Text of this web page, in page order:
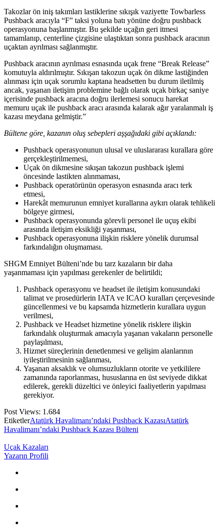
Takozlar ön iniş takımları lastiklerine sıkışık vaziyette Towbarless
Pushback aracıyla “F” taksi yoluna batı yönüne doğru pushback
operasyonuna başlanmıştır. Bu şekilde uçağın geri itmesi
tamamlanıp, centerline çizgisine ulaştıktan sonra pushback aracının
uçaktan ayrılması sağlanmıştır.
Pushback aracının ayrılması esnasında uçak frene “Break Release”
komutuyla aldırılmıştır. Sıkışan takozun uçak ön dikme lastiğinden
alınması için uçak sorumlu kaptana headsetten bu durum iletilmiş
ancak, yaşanan iletişim problemine bağlı olarak uçak birkaç saniye
içerisinde pushback aracına doğru ilerlemesi sonucu harekat
memuru uçak ile pushback aracı arasında kalarak ağır yaralanmalı iş
kazası meydana gelmiştir.”
Bültene göre, kazanın oluş sebepleri aşşağıdaki gibi açıklandı:
Pushback operasyonunun ulusal ve uluslararası kurallara göre
gerçekleştirilmemesi,
Uçak ön dikmesine sıkışan takozun pushback işlemi
öncesinde lastikten alınmaması,
Pushback operatörünün operasyon esnasında aracı terk
etmesi,
Harekât memurunun emniyet kurallarına aykırı olarak tehlikeli
bölgeye girmesi,
Pushback operasyonunda görevli personel ile uçuş ekibi
arasında iletişim eksikliği yaşanması,
Pushback operasyonuna ilişkin risklere yönelik durumsal
farkındalığın oluşmaması.
SHGM Emniyet Bülteni’nde bu tarz kazaların bir daha
yaşanmaması için yapılması gerekenler de belirtildi;
Pushback operasyonu ve headset ile iletişim konusundaki
talimat ve prosedürlerin IATA ve ICAO kuralları çerçevesinde
güncellenmesi ve bu kapsamda hizmetlerin kurallara uygun
verilmesi,
Pushback ve Headset hizmetine yönelik risklere ilişkin
farkındalık oluşturmak amacıyla yaşanan vakaların personelle
paylaşılması,
Hizmet süreçlerinin denetlenmesi ve gelişim alanlarının
iyileştirilmesinin sağlanması,
Yaşanan aksaklık ve olumsuzlukların otorite ve yetkililere
zamanında raporlanması, hususlarına en üst seviyede dikkat
edilerek, gerekli düzeltici ve önleyici faaliyetlerin yapılması
gerekiyor.
Post Views: 1.684
EtiketlerAtatürk Havalimanı’ndaki Pushback KazasıAtatürk
Havalimanı’ndaki Pushback Kazası Bülteni
Uçak Kazaları
Yazarın Profili